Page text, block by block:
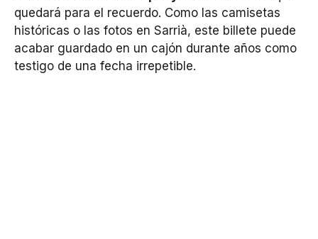
quedará para el recuerdo. Como las camisetas
históricas o las fotos en Sarrià, este billete puede
acabar guardado en un cajón durante años como
testigo de una fecha irrepetible.